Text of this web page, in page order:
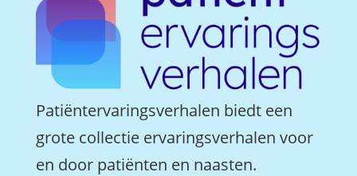
Patiëntervaringsverhalen biedt een
grote collectie ervaringsverhalen voor
en door patiënten en naasten.